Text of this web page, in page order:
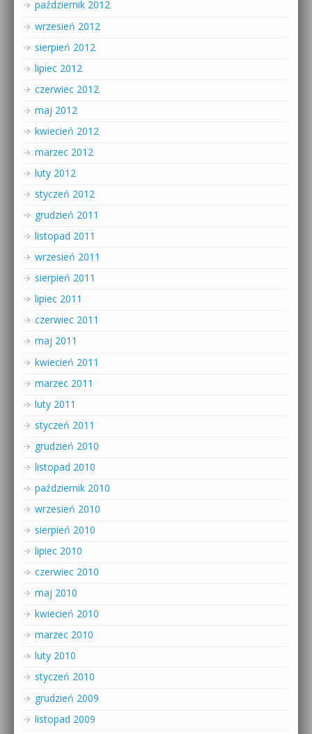
październik 2012
wrzesień 2012
sierpień 2012
lipiec 2012
czerwiec 2012
maj 2012
kwiecień 2012
marzec 2012
luty 2012
styczeń 2012
grudzień 2011
listopad 2011
wrzesień 2011
sierpień 2011
lipiec 2011
czerwiec 2011
maj 2011
kwiecień 2011
marzec 2011
luty 2011
styczeń 2011
grudzień 2010
listopad 2010
październik 2010
wrzesień 2010
sierpień 2010
lipiec 2010
czerwiec 2010
maj 2010
kwiecień 2010
marzec 2010
luty 2010
styczeń 2010
grudzień 2009
listopad 2009